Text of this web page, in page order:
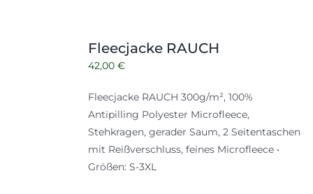
Fleecjacke RAUCH
42,00 €
Fleecjacke RAUCH 300g/m², 100%
Antipilling Polyester Microfleece,
Stehkragen, gerader Saum, 2 Seitentaschen
mit Reißverschluss, feines Microfleece •
Größen: S-3XL